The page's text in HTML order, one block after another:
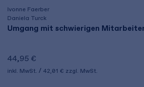
Ivonne Faerber
Daniela Turck
Umgang mit schwierigen
44,95 €
inkl. MwSt. 42,01 € zzgl. MwSt.